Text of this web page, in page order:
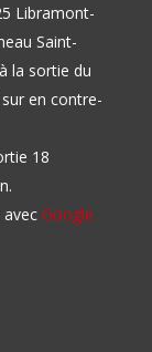
Libramont-
Saint-
la sortie du
en contre-
18
Google